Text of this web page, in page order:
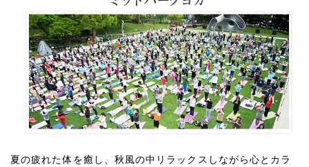
夏の疲れた体を癒し、秋風の中リラックスしながら心とカラ